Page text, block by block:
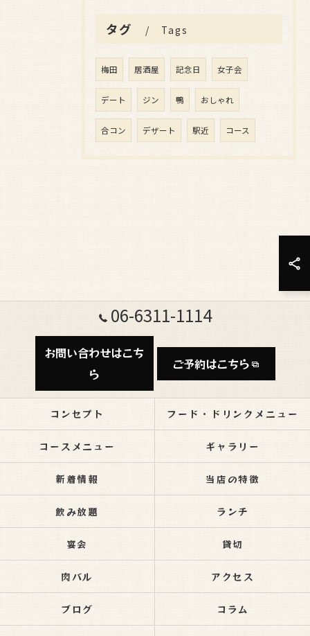
タグ Tags
梅田 居酒屋 記念日 女子会
デート ジン 鴨 おしゃれ
合コン デザート 駅近 コース
06-6311-1114
お問い合わせはこち
ら
ご予約はこちら
コンセプト フード・ドリンクメニュー
コースメニュー ギャラリー
新着情報 当店の特徴
飲み放題 ランチ
宴会 貸切
肉バル アクセス
ブログ コラム